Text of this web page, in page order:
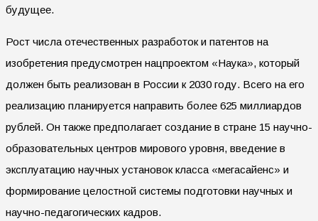
будущее.
Рост числа отечественных разработок и патентов на
изобретения предусмотрен нацпроектом «Наука», который
должен быть реализован в России к 2030 году. Всего на его
реализацию планируется направить более 625 миллиардов
рублей. Он также предполагает создание в стране 15 научно-
образовательных центров мирового уровня, введение в
эксплуатацию научных установок класса «мегасайенс» и
формирование целостной системы подготовки научных и
научно-педагогических кадров.